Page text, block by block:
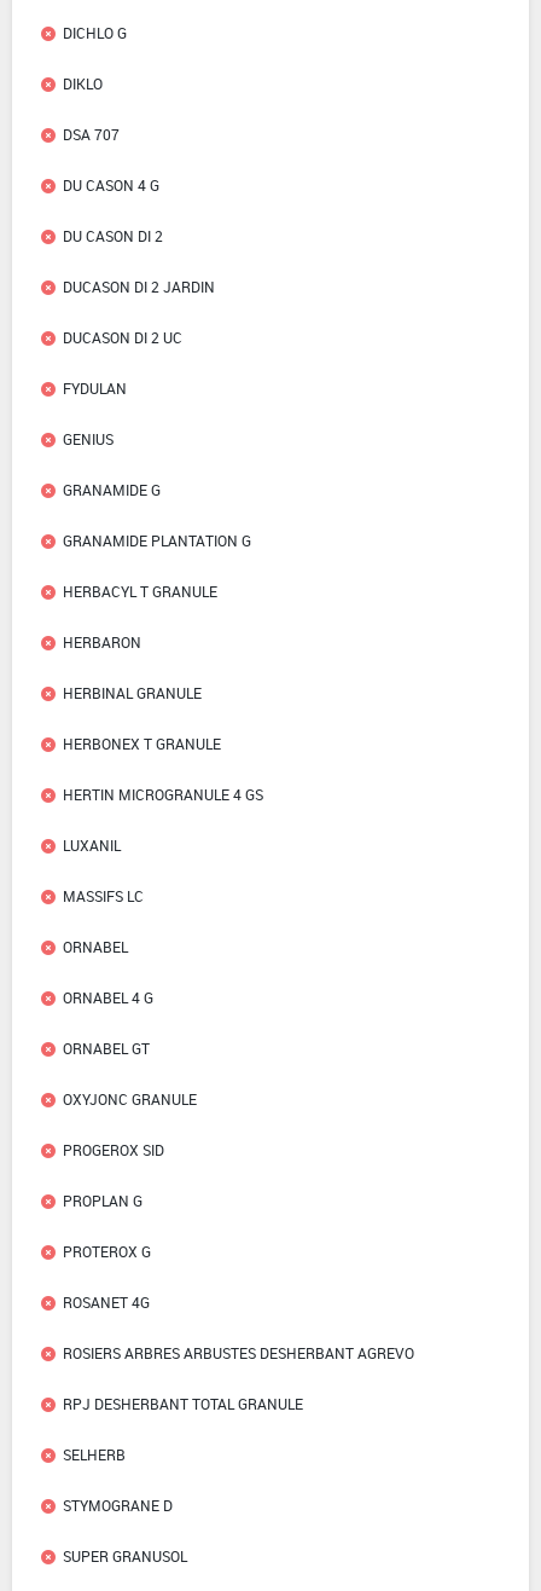
DICHLO G
DIKLO
DSA 707
DU CASON 4 G
DU CASON DI 2
DUCASON DI 2 JARDIN
DUCASON DI 2 UC
FYDULAN
GENIUS
GRANAMIDE G
GRANAMIDE PLANTATION G
HERBACYL T GRANULE
HERBARON
HERBINAL GRANULE
HERBONEX T GRANULE
HERTIN MICROGRANULE 4 GS
LUXANIL
MASSIFS LC
ORNABEL
ORNABEL 4 G
ORNABEL GT
OXYJONC GRANULE
PROGEROX SID
PROPLAN G
PROTEROX G
ROSANET 4G
ROSIERS ARBRES ARBUSTES DESHERBANT AGREVO
RPJ DESHERBANT TOTAL GRANULE
SELHERB
STYMOGRANE D
SUPER GRANUSOL